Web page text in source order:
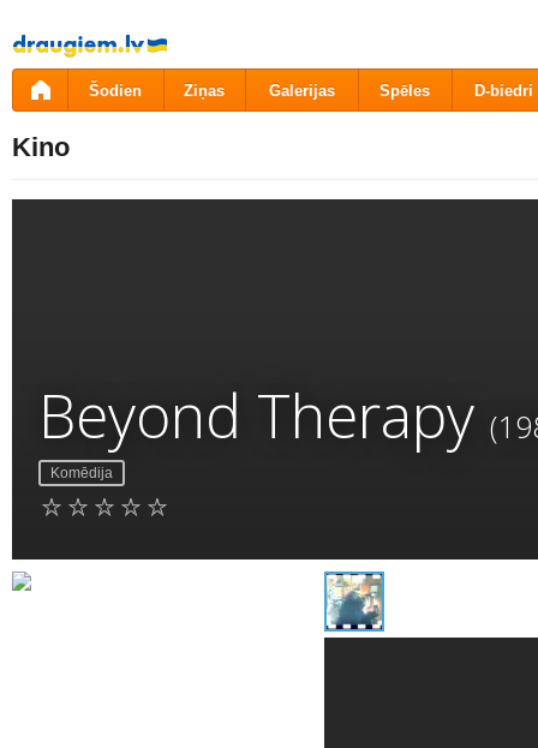
Pāriet
uz
saturu
Šodien Ziņas Galerijas Spēles D-biedri
Kino
Beyond Therapy
Komēdija